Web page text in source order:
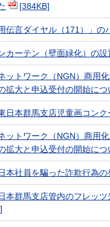
[384KB]
伝言ダイヤル（171）」
カーテン（壁面緑化）の
ットワーク（NGN）商用
拡大と申込受付の開始につ
日本群馬支店児童画コン
ットワーク（NGN）商用
拡大と申込受付の開始につ
本社員を騙った詐欺行為
本群馬支店管内のフレッ